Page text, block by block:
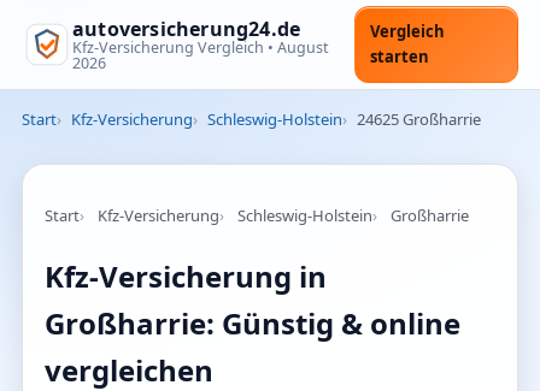
autoversicherung24.de
Kfz-Versicherung Vergleich • August
2026
Vergleich
starten
Start Kfz-Versicherung Schleswig-Holstein 24625 Großharrie
Start Kfz-Versicherung Schleswig-Holstein Großharrie
Kfz-Versicherung in
Großharrie: Günstig & online
vergleichen